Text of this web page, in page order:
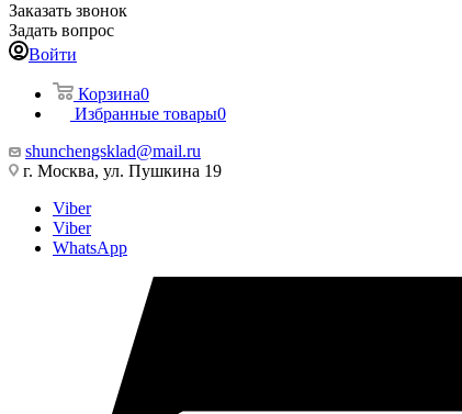
Заказать звонок
Задать вопрос
Войти
Корзина0
Избранные товары0
shunchengsklad@mail.ru
г. Москва, ул. Пушкина 19
Viber
Viber
WhatsApp